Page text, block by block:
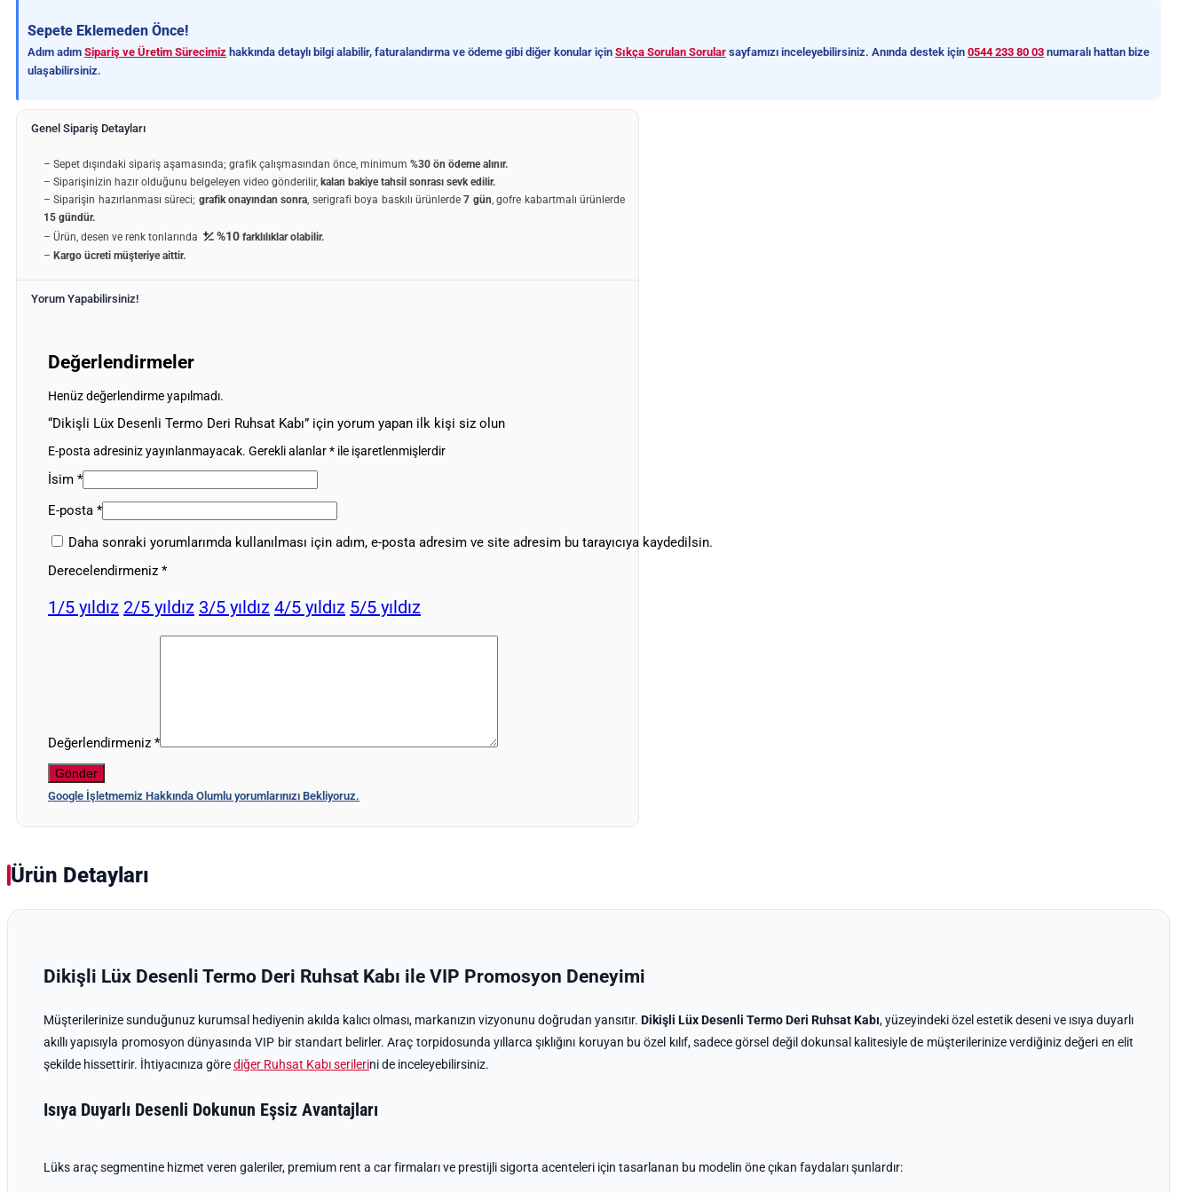
Sepete Eklemeden Önce!
Adım adım Sipariş ve Üretim Sürecimiz hakkında detaylı bilgi alabilir, faturalandırma ve ödeme gibi diğer konular için Sıkça Sorulan Sorular sayfamızı inceleyebilirsiniz. Anında destek için 0544 233 80 03 numaralı hattan bize
ulaşabilirsiniz.
Genel Sipariş Detayları
– Sepet dışındaki sipariş aşamasında; grafik çalışmasından önce, minimum %30 ön ödeme alınır.
– Siparişinizin hazır olduğunu belgeleyen video gönderilir, kalan bakiye tahsil sonrası sevk edilir.
– Siparişin hazırlanması süreci; grafik onayından sonra, serigrafi boya baskılı ürünlerde7 gün, gofre kabartmalı ürünlerde
15 gündür.
– Ürün, desen ve renk tonlarında
%10 farklılıklar olabilir.
– Kargo ücreti müşteriye aittir.
Yorum Yapabilirsiniz!
Değerlendirmeler
Henüz değerlendirme yapılmadı.
“Dikişli Lüx Desenli Termo Deri Ruhsat Kabı” için yorum yapan ilk kişi siz olun
E-posta adresiniz yayınlanmayacak. Gerekli alanlar* ile işaretlenmişlerdir
İsim *
E-posta *
Daha sonraki yorumlarımda kullanılması için adım, e-posta adresim ve site adresim bu tarayıcıya kaydedilsin.
Derecelendirmeniz *
1/5 yıldız 2/5 yıldız 3/5 yıldız 4/5 yıldız 5/5 yıldız
Değerlendirmeniz *
Google İşletmemiz Hakkında Olumlu yorumlarınızı Bekliyoruz.
Ürün Detayları
Dikişli Lüx Desenli Termo Deri Ruhsat Kabı ile VIP Promosyon Deneyimi
Müşterilerinize sunduğunuz kurumsal hediyenin akılda kalıcı olması, markanızın vizyonunu doğrudan yansıtır. Dikişli Lüx Desenli Termo Deri Ruhsat Kabı, yüzeyindeki özel estetik deseni ve ısıya duyarlı
akıllı yapısıyla promosyon dünyasında VIP bir standart belirler. Araç torpidosunda yıllarca şıklığını koruyan bu özel kılıf, sadece görsel değil dokunsal kalitesiyle de müşterilerinize verdiğiniz değeri en elit
şekilde hissettirir. İhtiyacınıza görediğer Ruhsat Kabı serilerini de inceleyebilirsiniz.
Isıya Duyarlı Desenli Dokunun Eşsiz Avantajları
Lüks araç segmentine hizmet veren galeriler, premium rent a car firmaları ve prestijli sigorta acenteleri için tasarlanan bu modelin öne çıkan faydaları şunlardır: